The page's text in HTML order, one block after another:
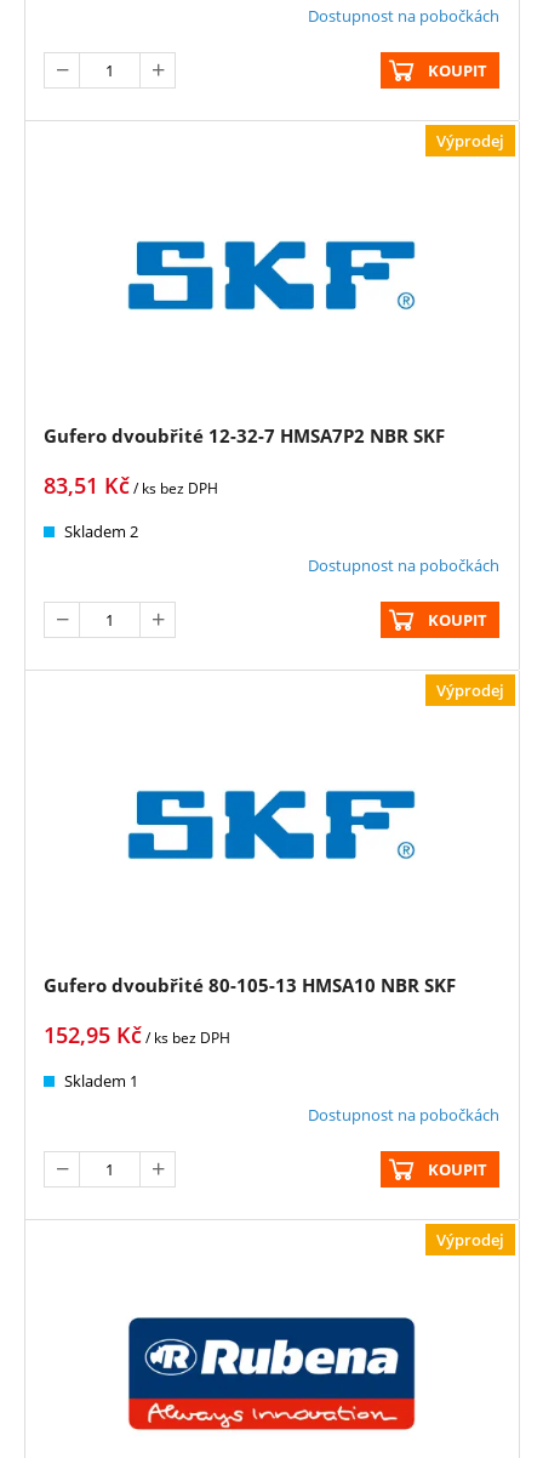
Dostupnost na pobočkách
KOUPIT
Výprodej
Gufero dvoubřité 12-32-7 HMSA7P2 NBR SKF
83,51 Kč/ ks bez DPH
Skladem 2
Dostupnost na pobočkách
KOUPIT
Výprodej
Gufero dvoubřité 80-105-13 HMSA10 NBR SKF
152,95 Kč/ ks bez DPH
Skladem 1
Dostupnost na pobočkách
KOUPIT
Výprodej